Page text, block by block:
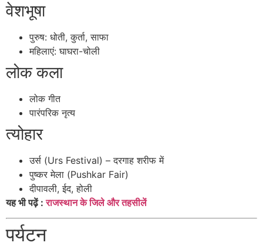
वेशभूषा
पुरुष: धोती, कुर्ता, साफा
महिलाएं: घाघरा-चोली
लोक कला
लोक गीत
पारंपरिक नृत्य
त्योहार
उर्स (Urs Festival) – दरगाह शरीफ में
पुष्कर मेला (Pushkar Fair)
दीपावली, ईद, होली
यह भी पढ़ें :राजस्थान के जिले और तहसीलें
पर्यटन